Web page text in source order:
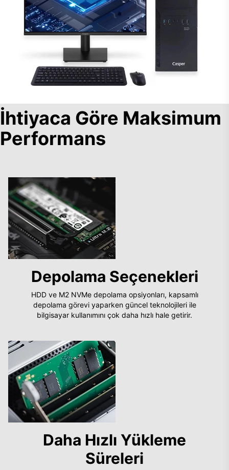
İhtiyaca Göre Maksimum
Performans
Depolama Seçenekleri
HDD ve M2 NVMe depolama opsiyonları, kapsamlı
depolama görevi yaparken güncel teknolojileri ile
bilgisayar kullanımını çok daha hızlı hale getirir.
Daha Hızlı Yükleme
Süreleri